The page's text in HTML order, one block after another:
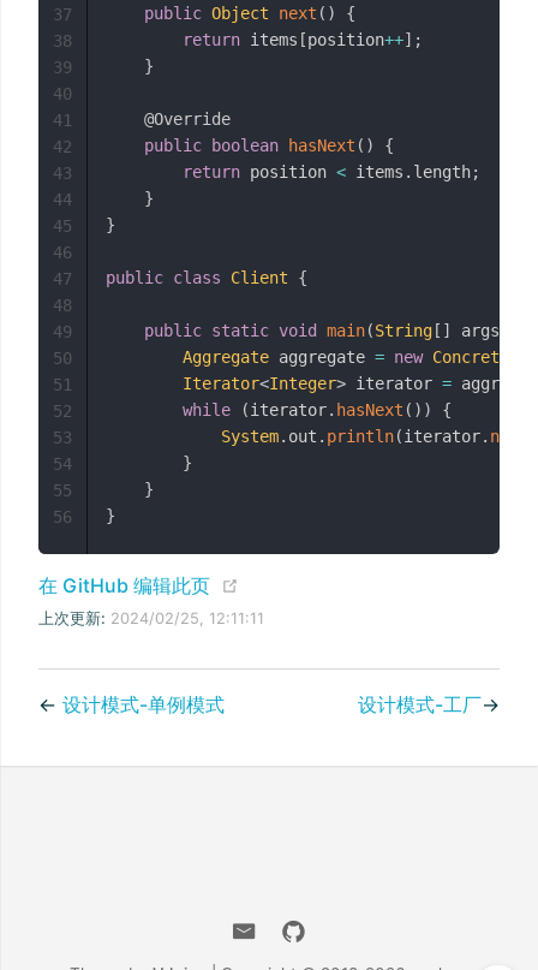
public Object next ( )
{
return items [position++] ;
}
@Override
public
boolean hasNext ( )
{
return position < items . length;
}
}
public class Client {
public static void main(String [ ] args
Aggregate aggregate = new
Iterator<Integer> iterator =
while
(iterator. hasNext ( ) )
{
System. out . println(iterator. next
}
}
}
37
38
39
40
41
42
43
44
45
46
47
48
49
50
51
52
53
54
55
56
在 GitHub 编辑此页
上次更新: 2024/02/25, 12:11:11
← 设计模式-单例模式 设计模式-工厂→